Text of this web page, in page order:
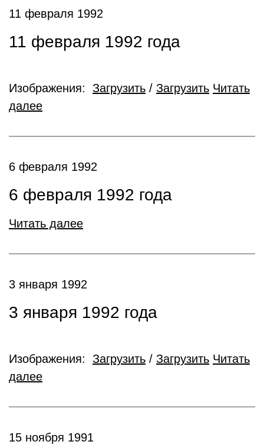
11 февраля 1992
11 февраля 1992 года
Изображения: Загрузить / Загрузить Читать
далее
6 февраля 1992
6 февраля 1992 года
Читать далее
3 января 1992
3 января 1992 года
Изображения: Загрузить / Загрузить Читать
далее
15 ноября 1991